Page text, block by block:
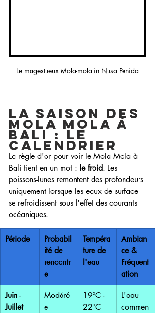
Le magestueux Mola-mola in Nusa Penida
La Saison des
Mola Mola à
Bali : Le
Calendrier
La règle d'or pour voir le Mola Mola à
Bali tient en un mot : le froid. Les
poissons-lunes remontent des profondeurs
uniquement lorsque les eaux de surface
se refroidissent sous l'effet des courants
océaniques.
Période
Probabil
ité de
rencontr
e
Tempéra
ture de
l'eau
Ambian
ce &
Fréquent
ation
Juin -
Juillet
Modéré
e
19°C -
22°C
L'eau
commen